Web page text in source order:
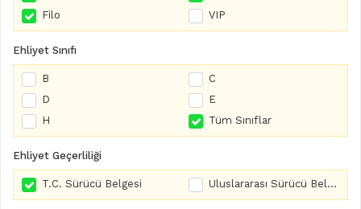
Filo
VIP
Ehliyet Sınıfı
B
C
D
E
H
Tüm Sınıflar
Ehliyet Geçerliliği
T.C. Sürücü Belgesi Uluslararası Sürücü Belgesi